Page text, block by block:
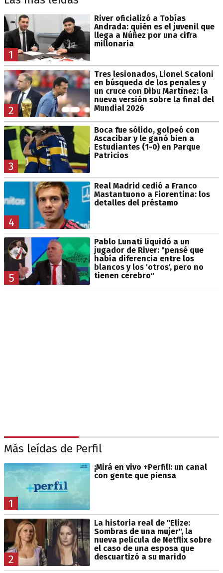
1
River oficializó a Tobías
Andrada: quién es el juvenil que
llega a Núñez por una cifra
millonaria
2
Tres lesionados, Lionel Scaloni
en búsqueda de los penales y
un cruce con Dibu Martínez: la
nueva versión sobre la final del
Mundial 2026
3
Boca fue sólido, golpeó con
Ascacibar y le ganó bien a
Estudiantes (1-0) en Parque
Patricios
4
Real Madrid cedió a Franco
Mastantuono a Fiorentina: los
detalles del préstamo
5
Pablo Lunati liquidó a un
jugador de River: "pensé que
había diferencia entre los
blancos y los 'otros', pero no
tienen cerebro"
Más leídas de Perfil
1
¡Mirá en vivo +Perfil!: un canal
con gente que piensa
2
La historia real de "Elize:
Sombras de una mujer", la
nueva película de Netflix sobre
el caso de una esposa que
descuartizó a su marido